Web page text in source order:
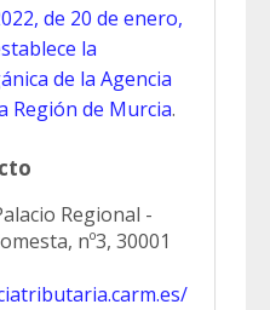
de 20 de enero,
la
de la Agencia
Región de Murcia.
Regional -
nº3, 30001